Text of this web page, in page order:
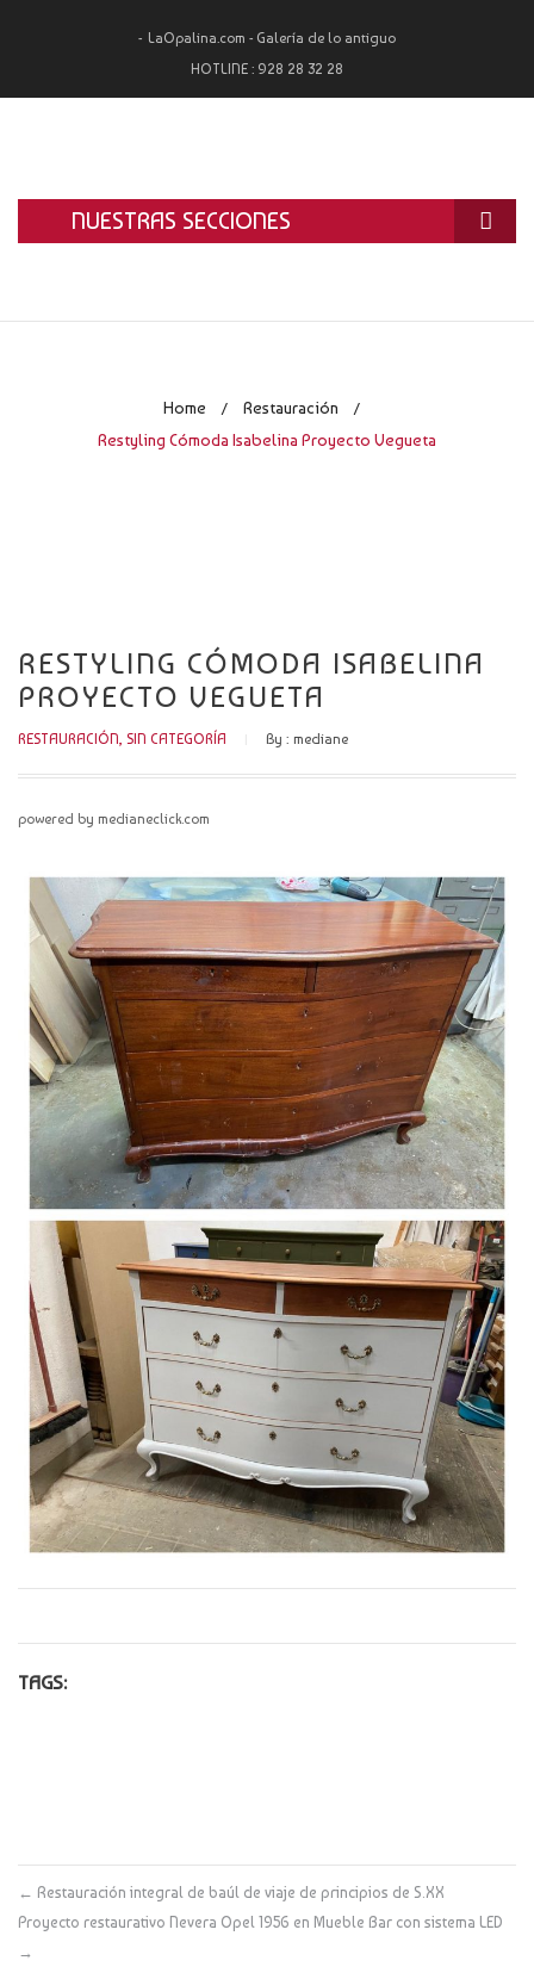
LaOpalina.com - Galería de lo antiguo
HOTLINE : 928 28 32 28
NUESTRAS SECCIONES
LA OPALINA
CONTACTO
Home / Restauración /
Restyling Cómoda Isabelina Proyecto Vegueta
RESTYLING CÓMODA ISABELINA
PROYECTO VEGUETA
RESTAURACIÓN, SIN CATEGORÍA By : mediane
powered by medianeclick.com
TAGS:
← Restauración integral de baúl de viaje de principios de S.XX
Proyecto restaurativo Nevera Opel 1956 en Mueble Bar con sistema LED
→